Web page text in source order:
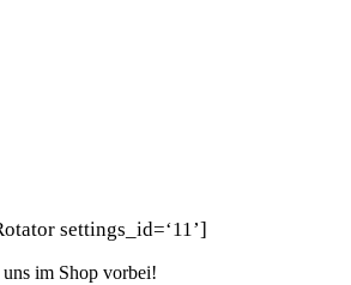
settings_id=‘11’]
im Shop vorbei!